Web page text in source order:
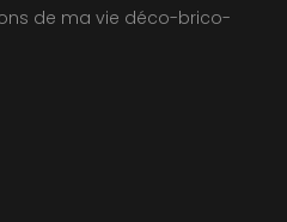
de ma vie déco-brico-